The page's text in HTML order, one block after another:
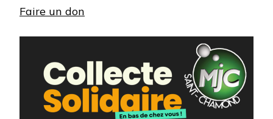
Faire un don